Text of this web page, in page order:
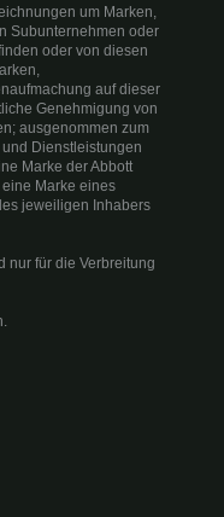
um Marken,
Subunternehmen oder
oder von diesen
auf dieser
Genehmigung von
ausgenommen zum
Dienstleistungen
Marke der Abbott
Marke eines
jeweiligen Inhabers
nur für die Verbreitung